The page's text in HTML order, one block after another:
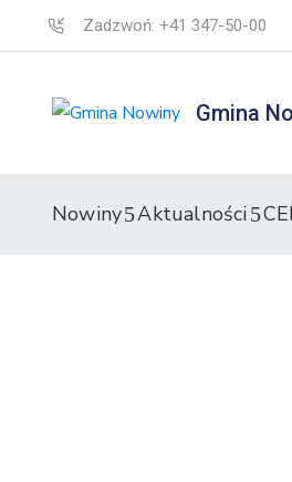
Zadzwoń: +41 347-50-00
Gmina
Nowiny Aktualności